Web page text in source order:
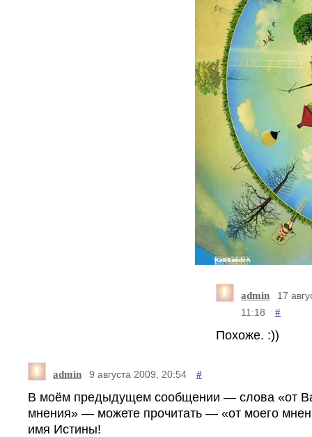
admin
17
11:18
#
Похоже. :))
admin 9 августа 2009, 20:54 #
В моём предыдущем сообщении — слова «от
мнения» — можете прочитать — «от моего
имя Истины!